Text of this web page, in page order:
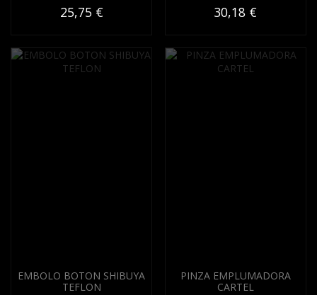
25,75 € 30,18 €
EMBOLO BOTON SHIBUYA
TEFLON
PINZA EMPLUMADORA
CARTEL